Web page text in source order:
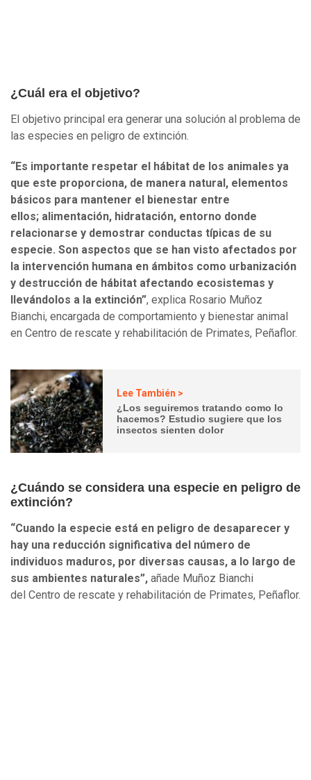
¿Cuál era el objetivo?
El objetivo principal era generar una solución al problema de
las especies en peligro de extinción.
“Es importante respetar el hábitat de los animales ya
que este proporciona, de manera natural, elementos
básicos para mantener el bienestar entre
ellos; alimentación, hidratación, entorno donde
relacionarse y demostrar conductas típicas de su
especie. Son aspectos que se han visto afectados por
la intervención humana en ámbitos como urbanización
y destrucción de hábitat afectando ecosistemas y
llevándolos a la extinción”, explica Rosario Muñoz
Bianchi, encargada de comportamiento y bienestar animal
en Centro de rescate y rehabilitación de Primates, Peñaflor.
Lee También >
¿Los seguiremos tratando como lo
hacemos? Estudio sugiere que los
insectos sienten dolor
¿Cuándo se considera una especie en peligro de
extinción?
“Cuando la especie está en peligro de desaparecer y
hay una reducción significativa del número de
individuos maduros, por diversas causas, a lo largo de
sus ambientes naturales”, añade Muñoz Bianchi
del Centro de rescate y rehabilitación de Primates, Peñaflor.